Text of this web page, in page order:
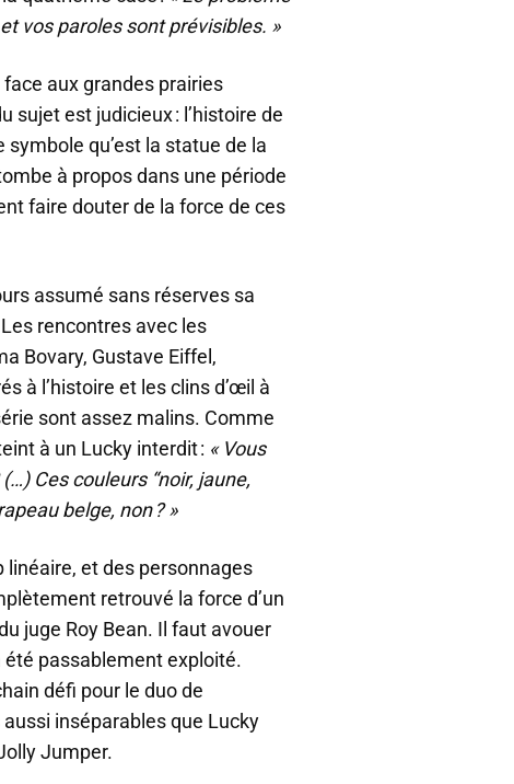
vos paroles sont prévisibles. »
aux grandes prairies
sujet est judicieux : l’histoire de
qu’est la statue de la
à propos dans une période
faire douter de la force de ces
assumé sans réserves sa
rencontres avec les
Bovary, Gustave Eiffel,
à l’histoire et les clins d’œil à
sont assez malins. Comme
à un Lucky interdit : « Vous
Ces couleurs “noir, jaune,
belge, non ? »
linéaire, et des personnages
retrouvé la force d’un
juge Roy Bean. Il faut avouer
été passablement exploité.
défi pour le duo de
inséparables que Lucky
Jumper.